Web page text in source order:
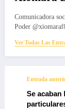
Comunicadora
Poder
Ver Todas Las
Entrada
Se